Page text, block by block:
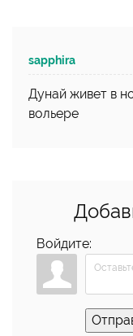
sapphira
Дунай живет в
вольере
Войдите: